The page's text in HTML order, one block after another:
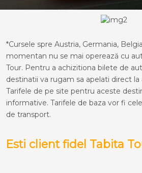
*Cursele spre Austria, Germania,
momentan nu se mai operează cu
Tour. Pentru a achizitiona bilete de
destinatii va rugam sa apelati direct la
Tarifele de pe site pentru aceste
informative. Tarifele de baza vor fi
de transport.
Esti client fidel Tabita